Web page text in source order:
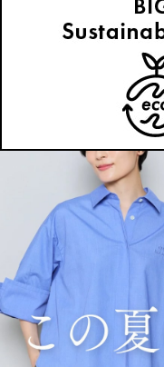
(てぃーしゃつ)